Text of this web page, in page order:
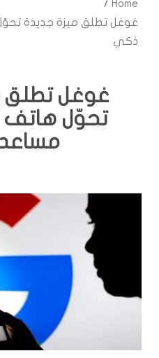
Home
غوغل تطلق ميزة جديدة
ذكي
غوغل تطلق
تحوّل هاتف